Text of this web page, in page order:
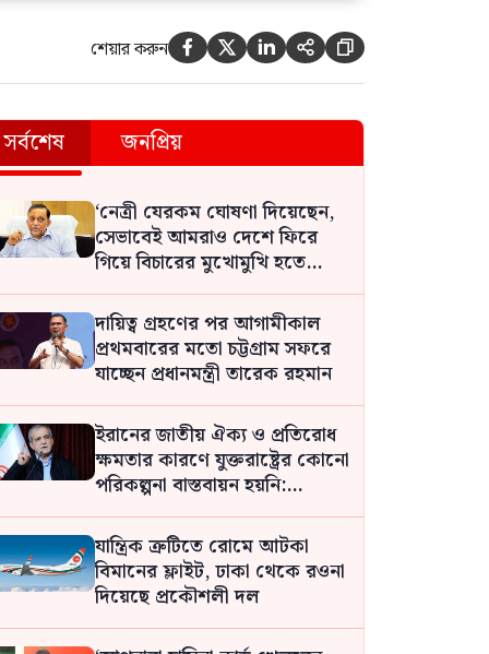
শেয়ার করুন     
সর্বশেষ জনপ্রিয়
‘নেত্রী যেরকম ঘোষণা দিয়েছেন,
সেভাবেই আমরাও দেশে ফিরে
গিয়ে বিচারের মুখোমুখি হতে
প্রস্তুত: আসাদুজ্জামান খান কামাল
দায়িত্ব গ্রহণের পর আগামীকাল
প্রথমবারের মতো চট্টগ্রাম সফরে
যাচ্ছেন প্রধানমন্ত্রী তারেক রহমান
ইরানের জাতীয় ঐক্য ও প্রতিরোধ
ক্ষমতার কারণে যুক্তরাষ্ট্রের কোনো
পরিকল্পনা বাস্তবায়ন হয়নি:
পেজেশকিয়ান
যান্ত্রিক ত্রুটিতে রোমে আটকা
বিমানের ফ্লাইট, ঢাকা থেকে রওনা
দিয়েছে প্রকৌশলী দল